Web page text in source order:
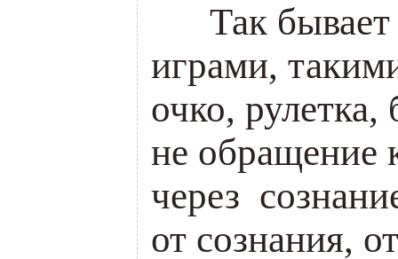
Так
играми,
очко,
не обращение
через
от сознания,